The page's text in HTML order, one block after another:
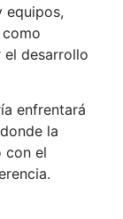
equipos,
el desarrollo
enfrentará
la
con el